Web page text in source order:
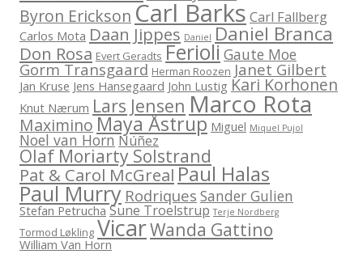
Byron EricksonCarl Barks Carl Fallberg
Carlos Mota Daan Jippes Daniel Daniel Branca
Don Rosa Evert Geradts FerioliGaute Moe
Gorm Transgaard Herman Roozen Janet Gilbert
Jan Kruse Jens Hansegaard John Lustig Kari Korhonen
Knut Nærum Lars Jensen Marco Rota
MaximinoMaya Åstrup Miguel Miquel Pujol
Noel van Horn Núñez
Olaf Moriarty Solstrand
Pat & Carol McGrealPaul Halas
Paul Murry Rodriques Sander Gulien
Stefan Petrucha Sune Troelstrup Terje Nordberg
Tormod Løkling VicarWanda Gattino
William Van Horn